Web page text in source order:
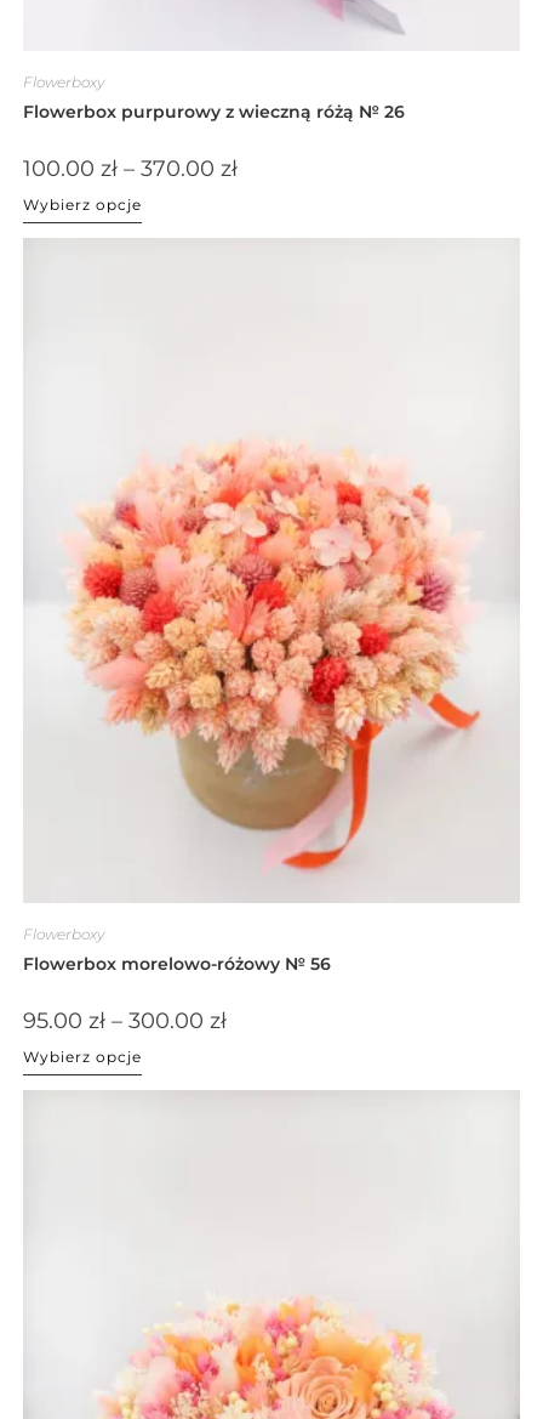
Flowerboxy
Flowerbox purpurowy z wieczną różą № 26
100.00 zł – 370.00 zł
Wybierz opcje
Flowerboxy
Flowerbox morelowo-różowy № 56
95.00 zł – 300.00 zł
Wybierz opcje